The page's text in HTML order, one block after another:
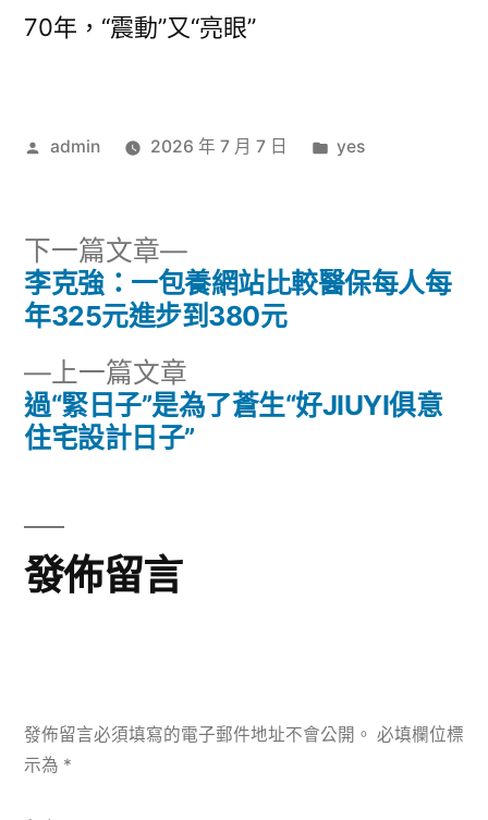
70年，“震動”又“亮眼”
作
admin 2026 年 7 月 7 日
分
yes
文
導
覽
上一篇文章
一
篇
過“緊日子”是為了蒼生“好JIUYI俱意
住宅設計日子”
下一篇文章
下
一
篇
李克強：一包養網站比較醫保每人每
年325元進步到380元
發佈留言
發佈留言必須填寫的電子郵件地址不會公開。 必填欄位標
示為 *